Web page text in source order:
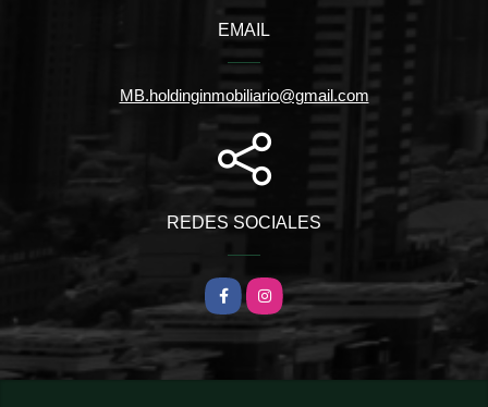
EMAIL
MB.holdinginmobiliario@gmail.com
REDES SOCIALES
FacebookInstagram